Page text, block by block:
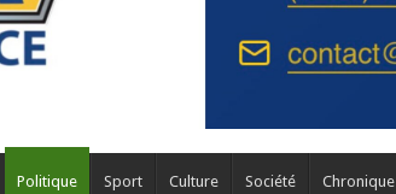
Politique Sport Culture Société Chronique